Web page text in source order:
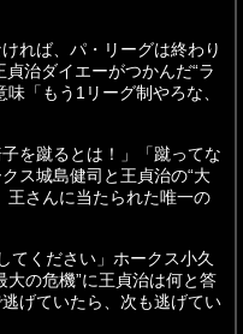
ければ、パ・リーグは終わり
治ダイエーがつかんだ“ラ
味「もう1リーグ制やろな、
子を蹴るとは！」「蹴ってな
ス城島健司と王貞治の“大
王さんに当たられた唯一の
てください」ホークス小久
大の危機”に王貞治は何と答
げていたら、次も逃げてい